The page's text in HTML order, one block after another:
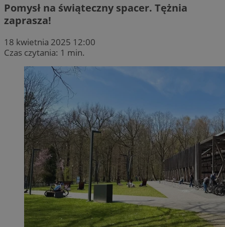
Pomysł na świąteczny spacer. Tężnia
zaprasza!
18 kwietnia 2025 12:00
Czas czytania: 1 min.